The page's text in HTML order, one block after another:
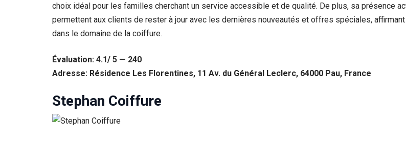
choix idéal pour les familles cherchant un service accessible et de qualité. De plus, sa présence
permettent aux clients de rester à jour avec les dernières nouveautés et offres spéciales,
dans le domaine de la coiffure.
Évaluation: 4.1/ 5 — 240
Adresse: Résidence Les Florentines, 11 Av. du Général Leclerc, 64000 Pau, France
Stephan Coiffure
en fonction
de la façon
aussi bien que